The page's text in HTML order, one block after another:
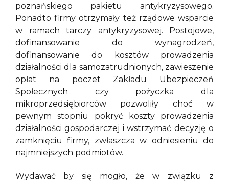
poznańskiego pakietu antykryzysowego.
Ponadto firmy otrzymały też rządowe wsparcie
w ramach tarczy antykryzysowej. Postojowe,
dofinansowanie do wynagrodzeń,
dofinansowanie do kosztów prowadzenia
działalności dla samozatrudnionych, zawieszenie
opłat na poczet Zakładu Ubezpieczeń
Społecznych czy pożyczka dla
mikroprzedsiębiorców pozwoliły choć w
pewnym stopniu pokryć koszty prowadzenia
działalności gospodarczej i wstrzymać decyzję o
zamknięciu firmy, zwłaszcza w odniesieniu do
najmniejszych podmiotów.
Wydawać by się mogło, że w związku z